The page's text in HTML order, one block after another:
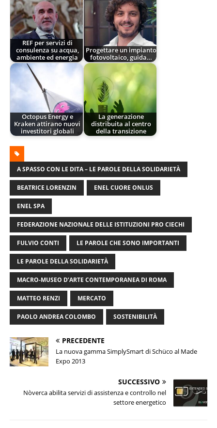
REF per servizi di
consulenza su acqua,
ambiente ed energia
Progettare un impianto
fotovoltaico, guida…
Octopus Energy e
Kraken attirano nuovi
investitori globali
La generazione
distribuita al centro
della transizione
A SPASSO CON LE DITA – LE PAROLE DELLA SOLIDARIETÀ
BEATRICE LORENZIN ENEL CUORE ONLUS
ENEL SPA
FEDERAZIONE NAZIONALE DELLE ISTITUZIONI PRO CIECHI
FULVIO CONTI LE PAROLE CHE SONO IMPORTANTI
LE PAROLE DELLA SOLIDARIETÀ
MACRO-MUSEO D’ARTE CONTEMPORANEA DI ROMA
MATTEO RENZI MERCATO
PAOLO ANDREA COLOMBO SOSTENIBILITÀ
PRECEDENTE
La nuova gamma SimplySmart di Schüco al Made
Expo 2013
SUCCESSIVO
Nòverca abilita servizi di assistenza e controllo nel
settore energetico